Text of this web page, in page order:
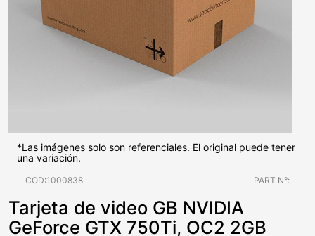
*Las imágenes solo son referenciales. El original puede tener
una variación.
COD:1000838 PART N°:
Tarjeta de video GB NVIDIA
GeForce GTX 750Ti, OC2 2GB